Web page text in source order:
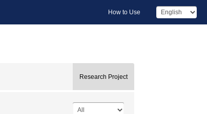
How to Use
Research Project